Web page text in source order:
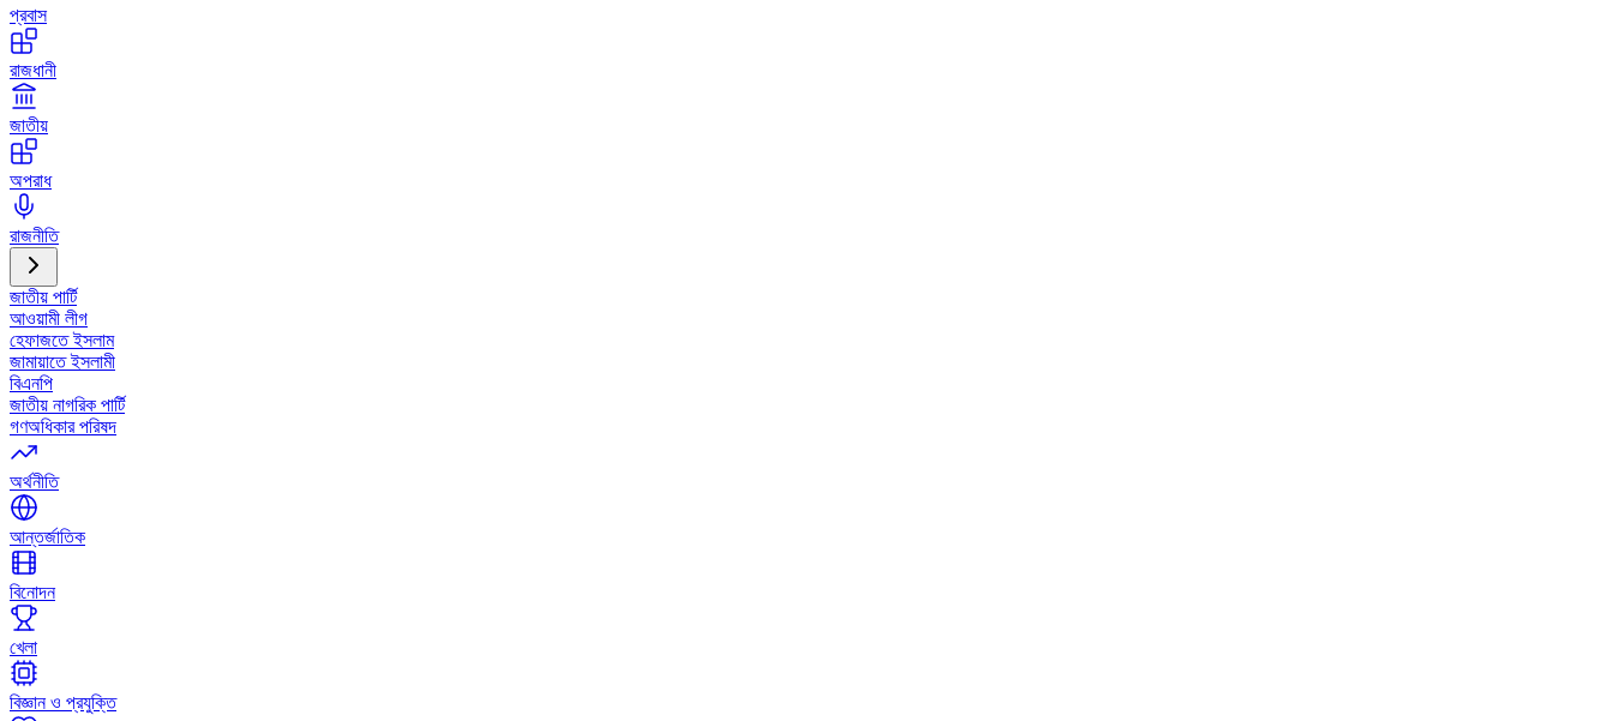
প্রবাস
রাজধানী
জাতীয়
অপরাধ
রাজনীতি
জাতীয় পার্টি
আওয়ামী লীগ
হেফাজতে ইসলাম
জামায়াতে ইসলামী
বিএনপি
জাতীয় নাগরিক পার্টি
গণঅধিকার পরিষদ
অর্থনীতি
আন্তর্জাতিক
বিনোদন
খেলা
বিজ্ঞান ও প্রযুক্তি